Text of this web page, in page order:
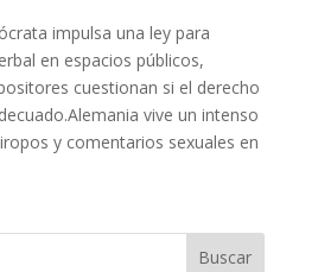
impulsa una ley para
en espacios públicos,
cuestionan si el derecho
vive un intenso
y comentarios sexuales en
Buscar